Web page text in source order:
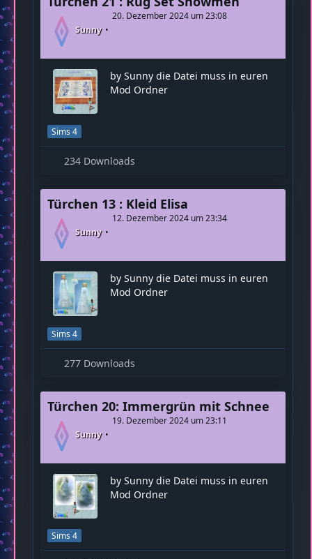
Sunny
20. Dezember 2024 um 23:08
by Sunny die Datei muss in euren
Mod Ordner
Sims 4
234 Downloads
Türchen 13 : Kleid Elisa
Sunny
12. Dezember 2024 um 23:34
by Sunny die Datei muss in euren
Mod Ordner
Sims 4
277 Downloads
Türchen 20: Immergrün mit Schnee
Sunny
19. Dezember 2024 um 23:11
by Sunny die Datei muss in euren
Mod Ordner
Sims 4